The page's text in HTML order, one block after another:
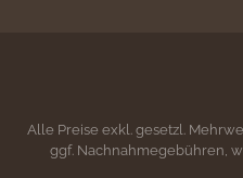
Alle Preise exkl. gesetzl.
ggf. Nachnahmegebühren,